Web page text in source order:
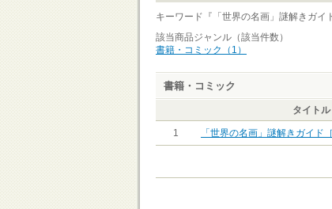
キーワード『「世界の名画」謎解きガ
該当商品ジャンル（該当件数）
書籍・コミック（1）
書籍・コミック
タイトル
1 「世界の名画」謎解きガイド